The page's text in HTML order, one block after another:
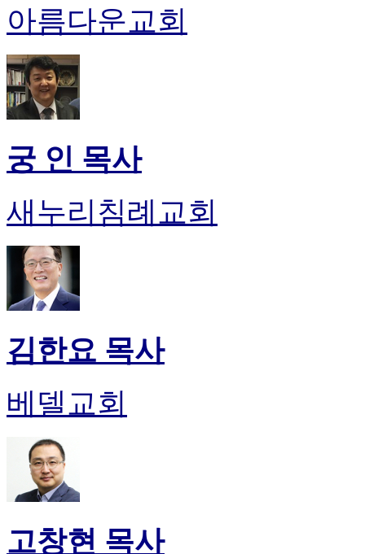
아름다운교회
궁 인 목사
새누리침례교회
김한요 목사
베델교회
고창현 목사